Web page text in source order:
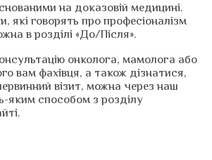
на доказовій медицині.
які говорять про професіоналізм
в розділі «До/Після».
онколога, мамолога або
вам фахівця, а також дізнатися,
візит, можна через наш
яким способом з розділу